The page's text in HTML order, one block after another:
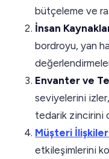
bütçeleme ve
İnsan
bordroyu, yan
Envanter ve
seviyelerini
tedarik zincirini
Müşteri
etkileşimlerini